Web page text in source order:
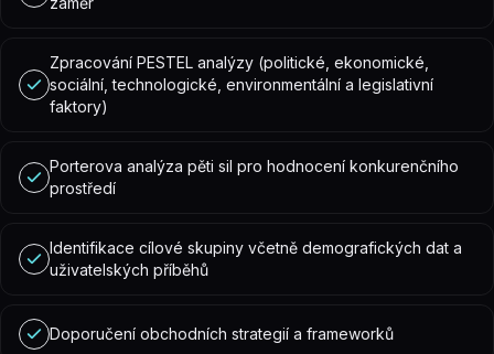
Zpracování PESTEL analýzy (politické, ekonomické,
sociální, technologické, environmentální a legislativní
faktory)
Porterova analýza pěti sil pro hodnocení konkurenčního
prostředí
Identifikace cílové skupiny včetně demografických dat a
uživatelských příběhů
Doporučení obchodních strategií a frameworků